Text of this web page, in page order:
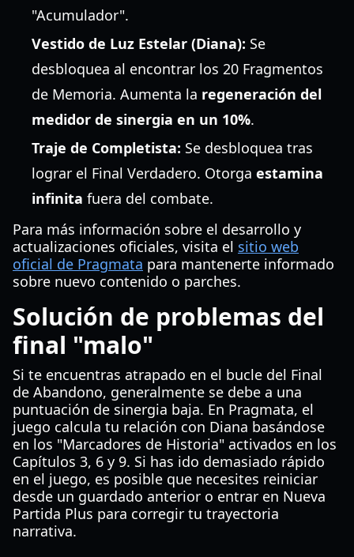
"Acumulador".
Vestido de Luz Estelar (Diana): Se
desbloquea al encontrar los 20 Fragmentos
de Memoria. Aumenta la regeneración del
medidor de sinergia en un 10%.
Traje de Completista: Se desbloquea tras
lograr el Final Verdadero. Otorga estamina
infinita fuera del combate.
Para más información sobre el desarrollo y
actualizaciones oficiales, visita el sitio web
oficial de Pragmata para mantenerte informado
sobre nuevo contenido o parches.
Solución de problemas del
final "malo"
Si te encuentras atrapado en el bucle del Final
de Abandono, generalmente se debe a una
puntuación de sinergia baja. En Pragmata, el
juego calcula tu relación con Diana basándose
en los "Marcadores de Historia" activados en los
Capítulos 3, 6 y 9. Si has ido demasiado rápido
en el juego, es posible que necesites reiniciar
desde un guardado anterior o entrar en Nueva
Partida Plus para corregir tu trayectoria
narrativa.